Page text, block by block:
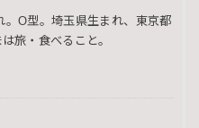
。O型。埼玉県生まれ、東京都
旅・食べること。